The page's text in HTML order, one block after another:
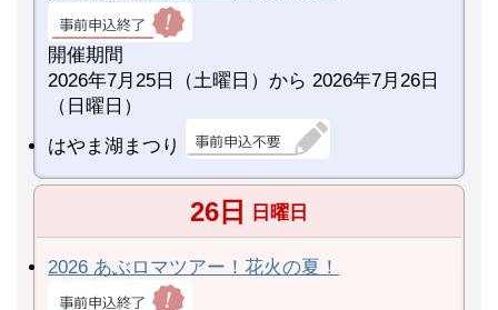
開催期間
2026年7月25日（土曜日）から 2026年7月26日
（日曜日）
はやま湖まつり
26日 日曜日
2026 あぶロマツアー！花火の夏！